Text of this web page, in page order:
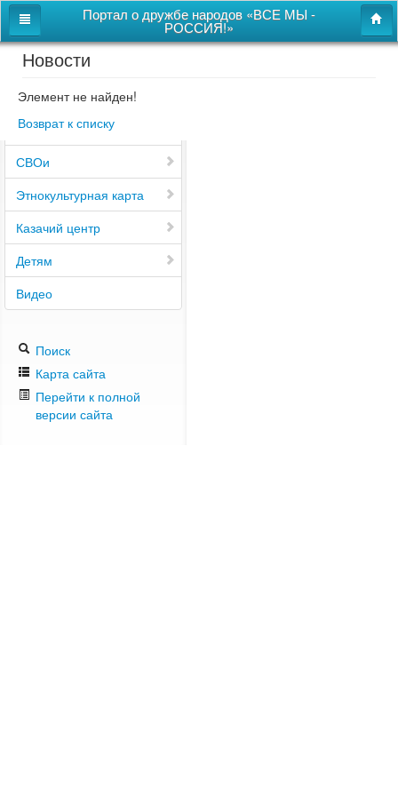
Портал о дружбе народов «ВСЕ МЫ -
РОССИЯ!»
Главная
Дом дружбы народов
Новости
СВОи
Этнокультурная карта
Казачий центр
Детям
Видео
Поиск
Карта сайта
Перейти к полной
версии сайта
Новости
Элемент не найден!
Возврат к списку